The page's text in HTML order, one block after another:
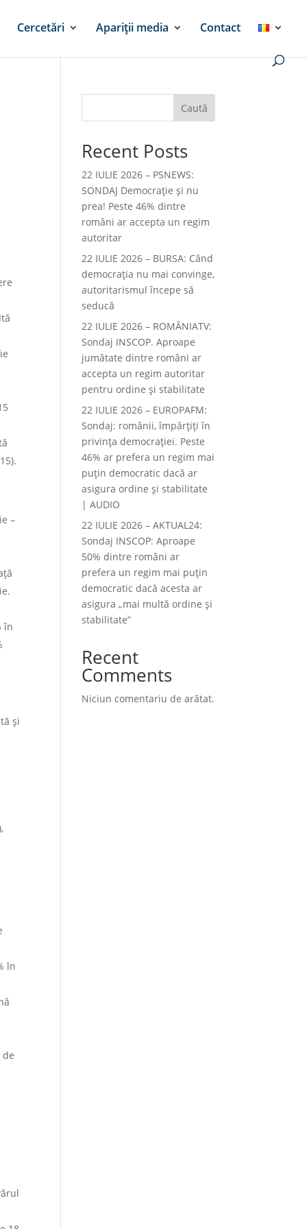
Cercetări Apariții media Contact
–
în
și
în
de
Caută
Recent Posts
22 IULIE 2026 – PSNEWS:
SONDAJ Democrație și nu
prea! Peste 46% dintre
români ar accepta un regim
autoritar
22 IULIE 2026 – BURSA: Când
democraţia nu mai convinge,
autoritarismul începe să
seducă
22 IULIE 2026 – ROMÂNIATV:
Sondaj INSCOP. Aproape
jumătate dintre români ar
accepta un regim autoritar
pentru ordine și stabilitate
22 IULIE 2026 – EUROPAFM:
Sondaj: românii, împărțiți în
privința democrației. Peste
46% ar prefera un regim mai
puțin democratic dacă ar
asigura ordine și stabilitate
| AUDIO
22 IULIE 2026 – AKTUAL24:
Sondaj INSCOP: Aproape
50% dintre români ar
prefera un regim mai puțin
democratic dacă acesta ar
asigura „mai multă ordine și
stabilitate”
Recent
Comments
Niciun comentariu de arătat.